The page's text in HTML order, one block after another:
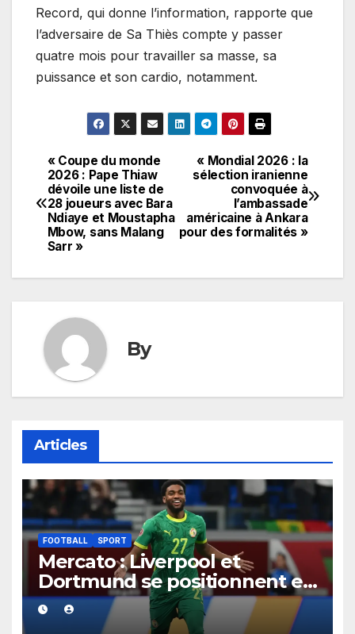
Record, qui donne l’information, rapporte que
l’adversaire de Sa Thiès compte y passer
quatre mois pour travailler sa masse, sa
puissance et son cardio, notamment.
Navigation
de
l’article
« Mondial 2026 : la
sélection iranienne
convoquée à
l’ambassade
américaine à Ankara
pour des formalités »
« Coupe du monde
2026 : Pape Thiaw
dévoile une liste de
28 joueurs avec Bara
Ndiaye et Moustapha
Mbow, sans Malang
Sarr »
By
Articles
FOOTBALL SPORT
Mercato : Liverpool et
Dortmund se positionnent en
favoris pour recruter Ibrahim
Mbaye